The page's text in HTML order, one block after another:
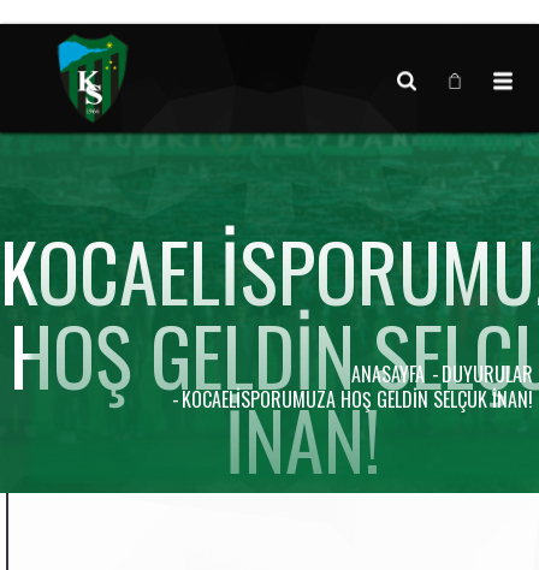
HOŞ GELDIN
İNAN!
ANASAYFA
DUYURULAR
KOCAELISPORUMUZA HOŞ GELDIN SELÇUK İNAN!